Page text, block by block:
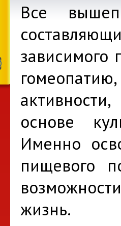
Все
зависимого
основе
Именно
пищевого
жизнь.